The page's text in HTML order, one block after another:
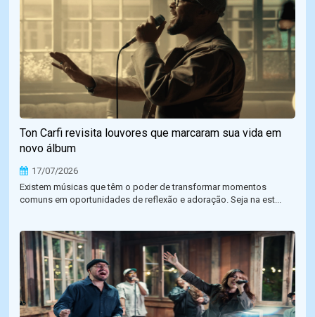
Ton Carfi revisita louvores que marcaram sua vida em
novo álbum
17/07/2026
Existem músicas que têm o poder de transformar momentos
comuns em oportunidades de reflexão e adoração. Seja na est...